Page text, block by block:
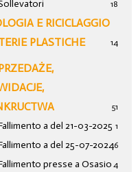
18
E RICICLAGGIO
PLASTICHE
14
51
a del 21-03-2025 1
a del 25-07-20246
presse a Osasio 4